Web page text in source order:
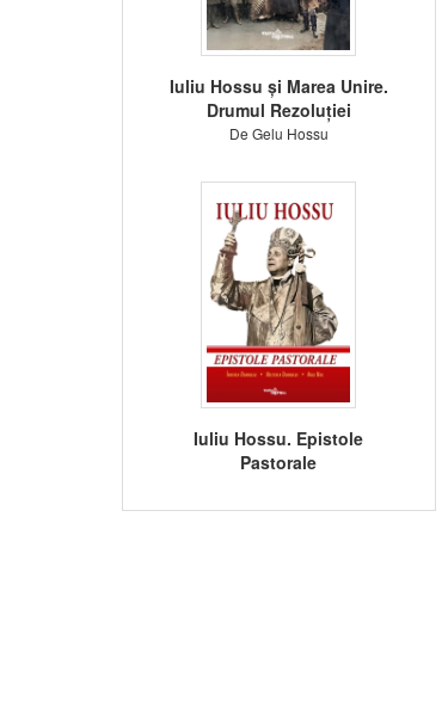
Iuliu Hossu și Marea Unire.
Drumul Rezoluției
De Gelu Hossu
Iuliu Hossu. Epistole
Pastorale